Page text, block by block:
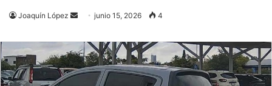
Joaquín López
Send
email
junio 15, 2026 4